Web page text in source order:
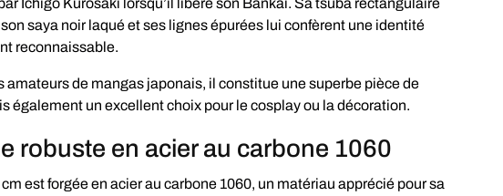
saya noir laqué et ses lignes épurées lui confèrent une identité
reconnaissable.
amateurs de mangas japonais, il constitue une superbe pièce de
également un excellent choix pour le cosplay ou la décoration.
robuste en acier au carbone 1060
est forgée en acier au carbone 1060, un matériau apprécié pour sa